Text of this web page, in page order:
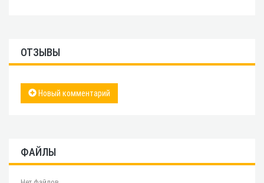
ОТЗЫВЫ
Новый комментарий
ФАЙЛЫ